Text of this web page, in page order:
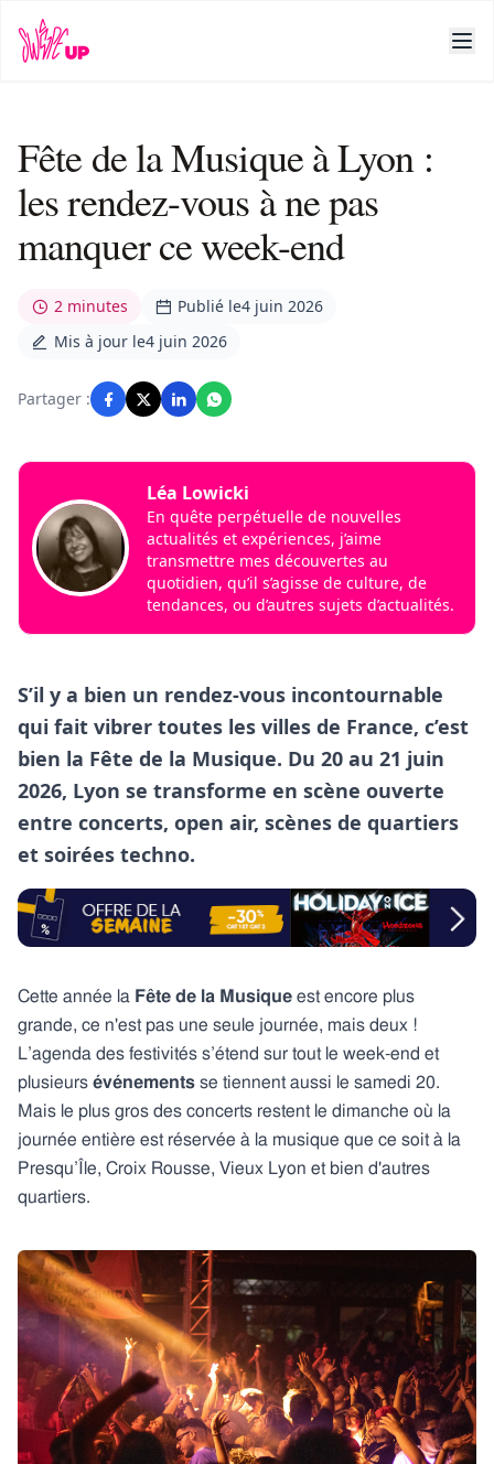
Fête de la Musique à Lyon :
les rendez-vous à ne pas
manquer ce week-end
2 minutes Publié le4 juin 2026
Mis à jour le4 juin 2026
Partager :
Léa Lowicki
En quête perpétuelle de nouvelles
actualités et expériences, j’aime
transmettre mes découvertes au
quotidien, qu’il s’agisse de culture, de
tendances, ou d’autres sujets d’actualités.
S’il y a bien un rendez-vous incontournable
qui fait vibrer toutes les villes de France, c’est
bien la Fête de la Musique. Du 20 au 21 juin
2026, Lyon se transforme en scène ouverte
entre concerts, open air, scènes de quartiers
et soirées techno.
Cette année la Fête de la Musique est encore plus
grande, ce n'est pas une seule journée, mais deux !
L’agenda des festivités s’étend sur tout le week-end et
plusieurs événements se tiennent aussi le samedi 20.
Mais le plus gros des concerts restent le dimanche où la
journée entière est réservée à la musique que ce soit à la
Presqu’Île, Croix Rousse, Vieux Lyon et bien d'autres
quartiers.